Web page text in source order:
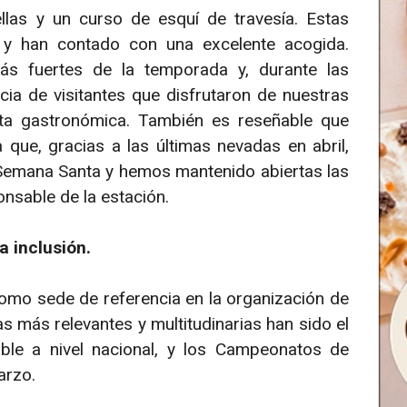
y un curso de esquí de travesía. Estas
han contado con una excelente acogida.
fuertes de la temporada y, durante las
de visitantes que disfrutaron de nuestras
gastronómica. También es reseñable que
gracias a las últimas nevadas en abril,
Santa y hemos mantenido abiertas las
de la estación.
inclusión.
sede de referencia en la organización de
más relevantes y multitudinarias han sido el
a nivel nacional, y los Campeonatos de